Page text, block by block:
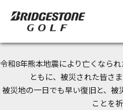
令和8年熊本地震により亡くなら
ともに、被災された皆さ
被災地の一日でも早い復旧と、
ことを
今なら新規会員登録で1,000円
＜商品配送に関するお知らせ＞